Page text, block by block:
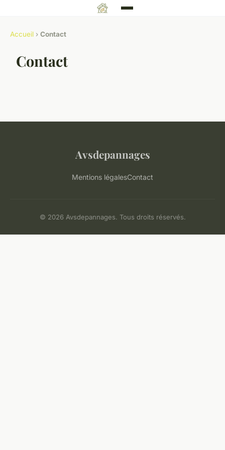
Accueil › Contact
Contact
Avsdepannages
Mentions légalesContact
© 2026 Avsdepannages. Tous droits réservés.